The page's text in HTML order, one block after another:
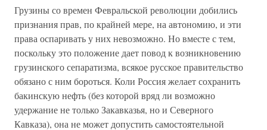
Грузины со времен Февральской революции добились
признания прав, по крайней мере, на автономию, и эти
права оспаривать у них невозможно. Но вместе с тем,
поскольку это положение дает повод к возникновению
грузинского сепаратизма, всякое русское правительство
обязано с ним бороться. Коли Россия желает сохранить
бакинскую нефть (без которой вряд ли возможно
удержание не только Закавказья, но и Северного
Кавказа), она не может допустить самостоятельной